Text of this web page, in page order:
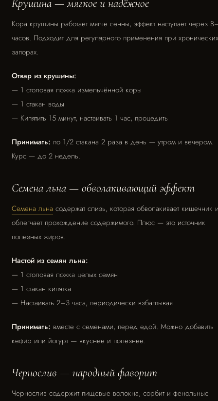
Крушина — мягкое и надёжное
Кора крушины работает мягче сенны, эффект наступает через
часов. Подходит для регулярного применения при хронических
запорах.
Отвар из крушины:
— 1 столовая ложка измельчённой коры
— 1 стакан воды
— Кипятить 15 минут, настаивать 1 час, процедить
Принимать: по 1/2 стакана 2 раза в день — утром и вечером.
Курс — до 2 недель.
Семена льна — обволакивающий эффект
Семена льна содержат слизь, которая обволакивает кишечник
облегчает прохождение содержимого. Плюс — это источник
полезных жиров.
Настой из семян льна:
— 1 столовая ложка целых семян
— 1 стакан кипятка
— Настаивать 2–3 часа, периодически взбалтывая
Принимать: вместе с семенами, перед едой. Можно добавить
кефир или йогурт — вкуснее и полезнее.
Чернослив — народный фаворит
Чернослив содержит пищевые волокна, сорбит и фенольные